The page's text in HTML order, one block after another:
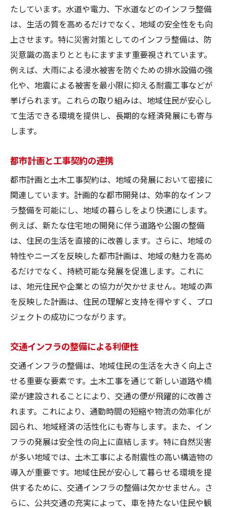
たしています。水道や電力、下水道などのインフラ整備
は、生活の質を高めるだけでなく、地域の安全性をも向
上させます。特に災害対策としてのインフラ整備は、防
災意識の高まりとともにますます重要視されています。
例えば、大雨による浸水被害を防ぐための排水設備の強
化や、地震による被害を最小限に抑える耐震工事などが
挙げられます。これらの取り組みは、地域住民が安心し
て生活できる環境を提供し、長期的な経済発展にも寄与
します。
都市計画と工事契約の連携
都市計画と土木工事契約は、地域の発展において密接に
関連しています。計画的な都市開発は、効率的なインフ
ラ整備を可能にし、地域の暮らしをより快適にします。
例えば、新たな住宅地の開発に伴う道路や公園の整備
は、住民の生活を直接的に改善します。さらに、地域の
特性やニーズを反映した都市計画は、地域の魅力を高め
るだけでなく、持続可能な発展を促進します。これに
は、地元住民や企業との協力が欠かせません。地域の声
を反映した計画は、住民の理解と支持を得やすく、プロ
ジェクトの成功につながります。
交通インフラの整備による利便性
交通インフラの整備は、地域住民の生活を大きく向上さ
せる重要な要素です。土木工事を通じて新しい道路や橋
梁が建設されることにより、交通の便が飛躍的に改善さ
れます。これにより、通勤時間の短縮や物流の効率化が
図られ、地域経済の活性化にも寄与します。また、イン
フラの発展は安全性の向上に直結します。特に自然災害
が多い地域では、土木工事による耐震性の高い構造物の
導入が重要です。地域住民が安心して暮らせる環境を提
供するために、交通インフラの整備は欠かせません。さ
らに、公共交通の充実によって、車を持たない住民や観